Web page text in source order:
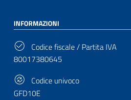
INFORMAZIONI
Codice fiscale / Partita IVA
80017380645
Codice univoco
GFD10E